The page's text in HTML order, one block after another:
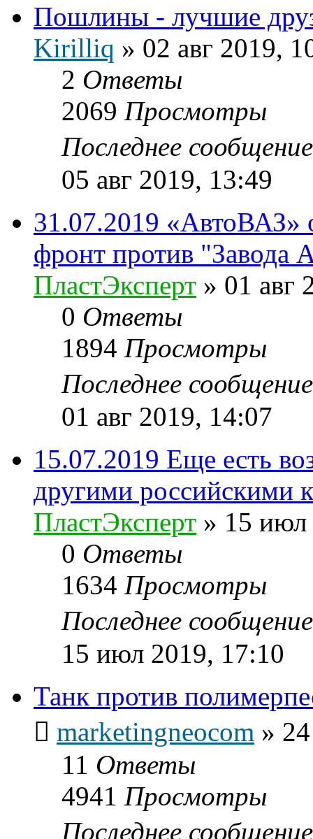
Пошлины - лучшие
Kirilliq » 02 авг 2019,
2 Ответы
2069 Просмотры
Последнее
05 авг 2019, 13:49
31.07.2019 «АвтоВАЗ»
фронт против "Завода
ПластЭксперт » 01 авг
0 Ответы
1894 Просмотры
Последнее
01 авг 2019, 14:07
15.07.2019 Еще есть
другими российскими
ПластЭксперт » 15 июл
0 Ответы
1634 Просмотры
Последнее
15 июл 2019, 17:10
Танк против
marketingneocom »
11 Ответы
4941 Просмотры
Последнее